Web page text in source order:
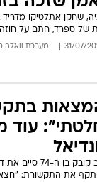
2 : 0
(0)
שזכה
שחקן אתלטיקו
של ספרד, חתם על חוזה